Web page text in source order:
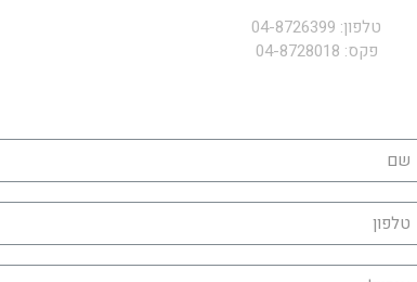
טלפון: 04-8726399
פקס: 04-8728018